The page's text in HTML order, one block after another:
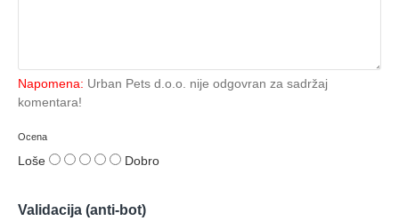
Napomena: Urban Pets d.o.o. nije odgovran za sadržaj
komentara!
Ocena
Loše Dobro
Validacija (anti-bot)